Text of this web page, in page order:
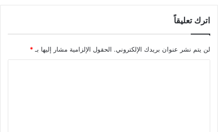
اترك تعليقاً
لن يتم نشر عنوان بريدك الإلكتروني. الحقول الإلزامية مشار إليها بـ *